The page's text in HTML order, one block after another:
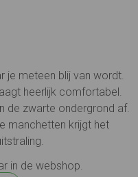
je meteen blij van wordt.
heerlijk comfortabel.
de zwarte ondergrond af.
manchetten krijgt het
in de webshop.